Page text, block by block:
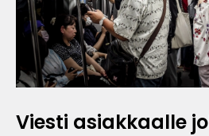
Viesti asiakkaalle